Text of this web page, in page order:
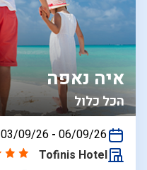
הכל כלול
איה נאפה
בין
03/09/26 - 06/09/26
Tofinis Hotel